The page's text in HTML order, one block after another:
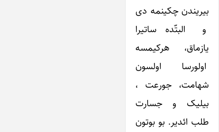
بیریندن چکینمه دی
و البتّده ساتیرا
یازماق، هرکیمسه
اولورسا اولسون
شهامت، جورعت ،
بیلیک و جسارت
طلب ائدیر. بو بوتون